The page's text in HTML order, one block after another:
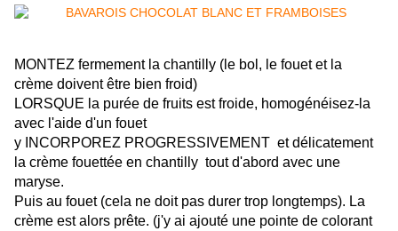
MONTEZ fermement la chantilly (le bol, le fouet et la
crème doivent être bien froid)
LORSQUE la purée de fruits est froide, homogénéisez-la
avec l'aide d'un fouet
y INCORPOREZ PROGRESSIVEMENT et délicatement
la crème fouettée en chantilly tout d'abord avec une
maryse.
Puis au fouet (cela ne doit pas durer trop longtemps). La
crème est alors prête. (j'y ai ajouté une pointe de colorant